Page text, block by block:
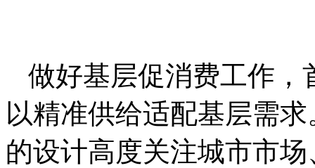
做好基层促消费工作，
以精准供给适配基层需
的设计高度关注城市市